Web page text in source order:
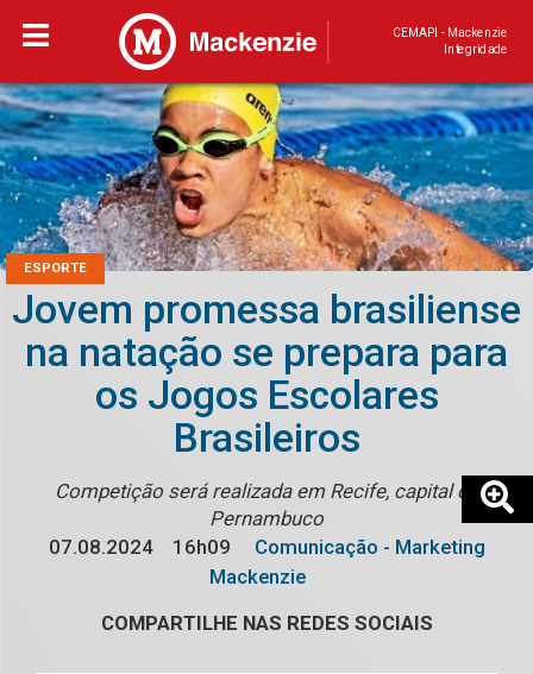
CEMAPI - Mackenzie
Integridade
ESPORTE
Jovem promessa brasiliense
na natação se prepara para
os Jogos Escolares
Brasileiros
Competição será realizada em Recife, capital de
Pernambuco
07.08.2024
16h09
Comunicação - Marketing
Mackenzie
COMPARTILHE NAS REDES SOCIAIS